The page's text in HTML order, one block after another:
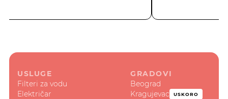
USLUGE
Filteri za vodu
Električar
GRADOVI
Beograd
Kragujevac
USKORO